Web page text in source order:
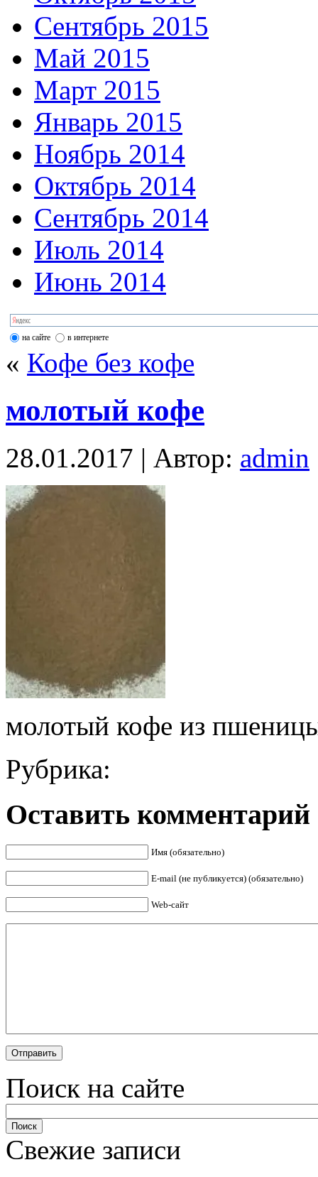
Сентябрь 2015
Май 2015
Март 2015
Январь 2015
Ноябрь 2014
Октябрь 2014
Сентябрь 2014
Июль 2014
Июнь 2014
на сайте в интернете
« Кофе без кофе
молотый кофе
28.01.2017 | Автор: admin
молотый кофе из
Рубрика:
Оставить комментарий
Имя (обязательно)
E-mail (не публикуется) (обязательно)
Web-сайт
Поиск на сайте
Свежие записи